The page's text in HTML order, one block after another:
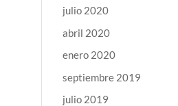
julio 2020
abril 2020
enero 2020
septiembre 2019
julio 2019